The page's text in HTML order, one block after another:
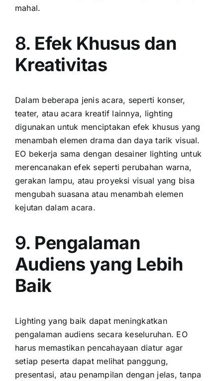
mahal.
8. Efek Khusus dan
Kreativitas
Dalam beberapa jenis acara, seperti konser,
teater, atau acara kreatif lainnya, lighting
digunakan untuk menciptakan efek khusus yang
menambah elemen drama dan daya tarik visual.
EO bekerja sama dengan desainer lighting untuk
merencanakan efek seperti perubahan warna,
gerakan lampu, atau proyeksi visual yang bisa
mengubah suasana atau menambah elemen
kejutan dalam acara.
9. Pengalaman
Audiens yang Lebih
Baik
Lighting yang baik dapat meningkatkan
pengalaman audiens secara keseluruhan. EO
harus memastikan pencahayaan diatur agar
setiap peserta dapat melihat panggung,
presentasi, atau penampilan dengan jelas, tanpa